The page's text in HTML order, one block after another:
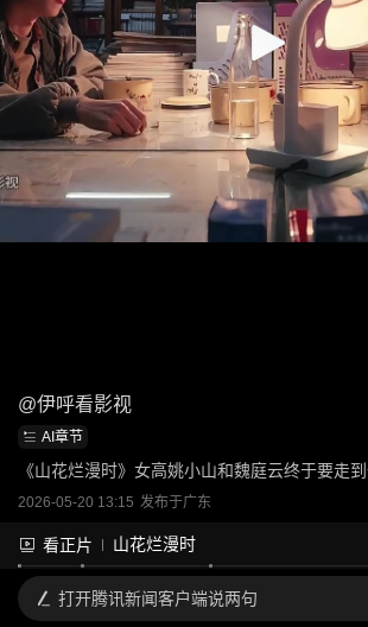
@伊呼看影视
AI章节
《山花烂漫时》女高姚小山和魏庭云终于要走
2026-05-20 13:15 发布于广东
看正片 山花烂漫时
打开腾讯新闻客户端说两句